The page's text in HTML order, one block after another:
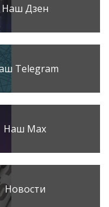
Наш Дзен
Telegram
Наш Max
Новости